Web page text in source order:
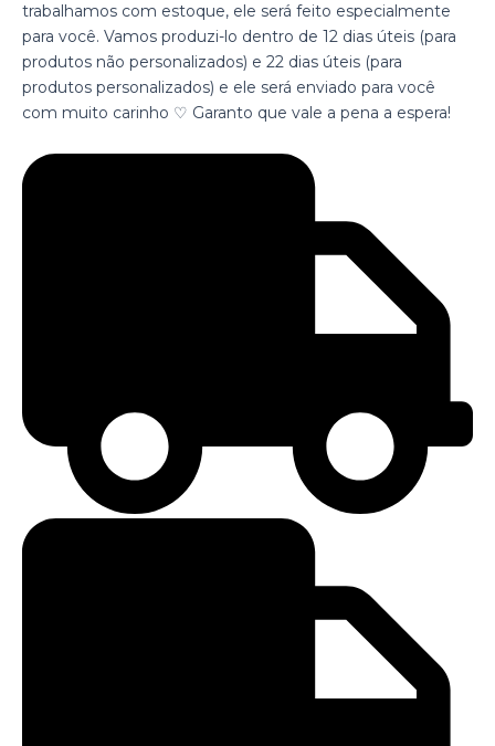
trabalhamos com estoque, ele será feito especialmente
para você. Vamos produzi-lo dentro de 12 dias úteis (para
produtos não personalizados) e 22 dias úteis (para
produtos personalizados) e ele será enviado para você
com muito carinho ♡ Garanto que vale a pena a espera!